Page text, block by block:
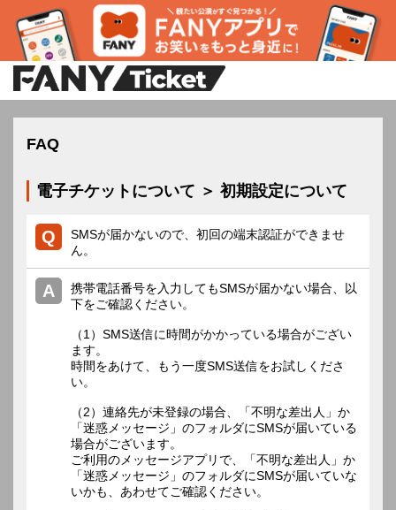
FAQ
電子チケットについて ＞ 初期設定について
SMSが届かないので、初回の端末認証ができませ
ん。
携帯電話番号を入力してもSMSが届かない場合、以
下をご確認ください。
（1）SMS送信に時間がかかっている場合がござい
ます。
時間をあけて、もう一度SMS送信をお試しくださ
い。
（2）連絡先が未登録の場合、「不明な差出人」か
「迷惑メッセージ」のフォルダにSMSが届いている
場合がございます。
ご利用のメッセージアプリで、「不明な差出人」か
「迷惑メッセージ」のフォルダにSMSが届いていな
いかも、あわせてご確認ください。